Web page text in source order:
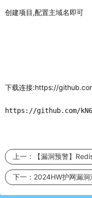
创建项目,配置主域名即可
下载连接:https://
https: //github.com/
上一： 【漏洞预警】
下一： 2024HW护网漏洞